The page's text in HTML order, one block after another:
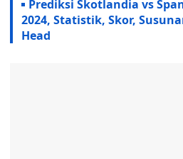
Prediksi Skotlandia vs
2024, Statistik, Skor,
Head